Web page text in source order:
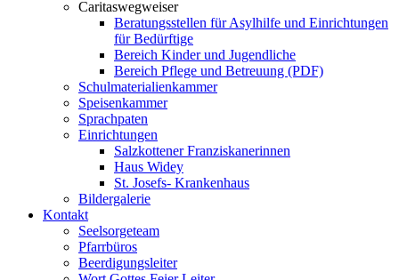
Caritaswegweiser
Beratungsstellen für Asylhilfe und Einrichtungen
für Bedürftige
Bereich Kinder und Jugendliche
Bereich Pflege und Betreuung (PDF)
Schulmaterialienkammer
Speisenkammer
Sprachpaten
Einrichtungen
Salzkottener Franziskanerinnen
Haus Widey
St. Josefs- Krankenhaus
Bildergalerie
Kontakt
Seelsorgeteam
Pfarrbüros
Beerdigungsleiter